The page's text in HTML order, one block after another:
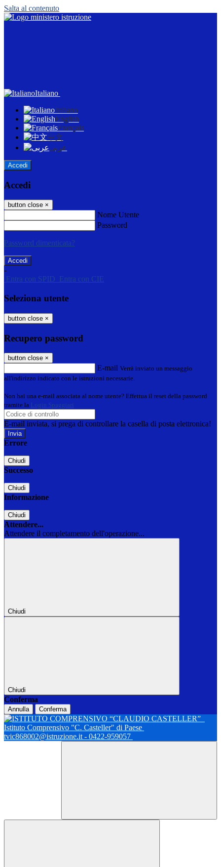
Salta al contenuto
Italiano
Italiano
English
Français
中文
عربى
Accedi
Accedi
button close ×
Nome Utente
Password
Password dimenticata?
-
Entra con SPID
Entra con CIE
Seleziona utente
button close ×
Recupero password
button close ×
E-mail Verrà inviato un messaggio
all'indirizzo indicato con le istruzioni necessarie.
Non hai una e-mail associata al nome utente? Effettua il reset della password
tramite la Login Spaggiari
E-mail inviata, si prega di controllare la casella di posta elettronica!
Errore
Chiudi
Successo
Chiudi
Informazione
Chiudi
Attendere...
Attendere il completamento dell'operazione...
Chiudi
Chiudi
Conferma
Annulla Conferma
Istituto Comprensivo "C. Casteller" di Paese
tvic868002@istruzione.it - 0422-959057